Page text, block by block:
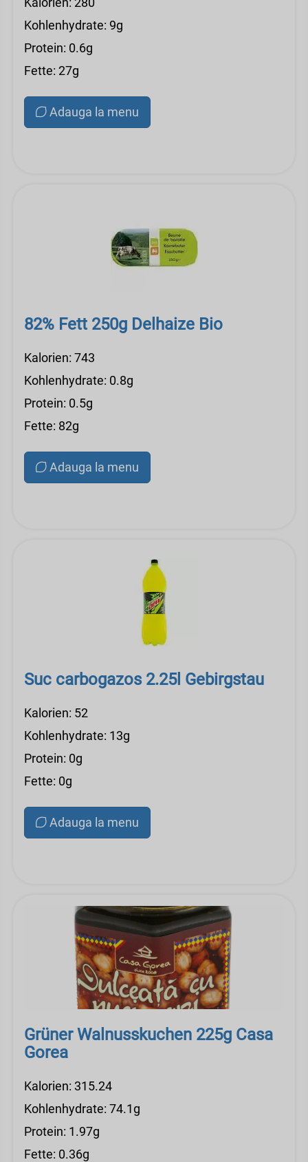
Kohlenhydrate: 9g
Protein: 0.6g
Fette: 27g
Adauga la menu
82% Fett 250g Delhaize Bio
Kalorien: 743
Kohlenhydrate: 0.8g
Protein: 0.5g
Fette: 82g
Adauga la menu
Suc carbogazos 2.25l Gebirgstau
Kalorien: 52
Kohlenhydrate: 13g
Protein: 0g
Fette: 0g
Adauga la menu
Grüner Walnusskuchen 225g Casa
Gorea
Kalorien: 315.24
Kohlenhydrate: 74.1g
Protein: 1.97g
Fette: 0.36g